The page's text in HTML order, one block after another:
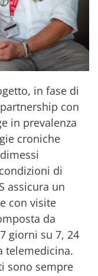
in fase di
con
in prevalenza
croniche
di
assicura un
con visite
da
giorni su 7, 24
telemedicina.
sono sempre